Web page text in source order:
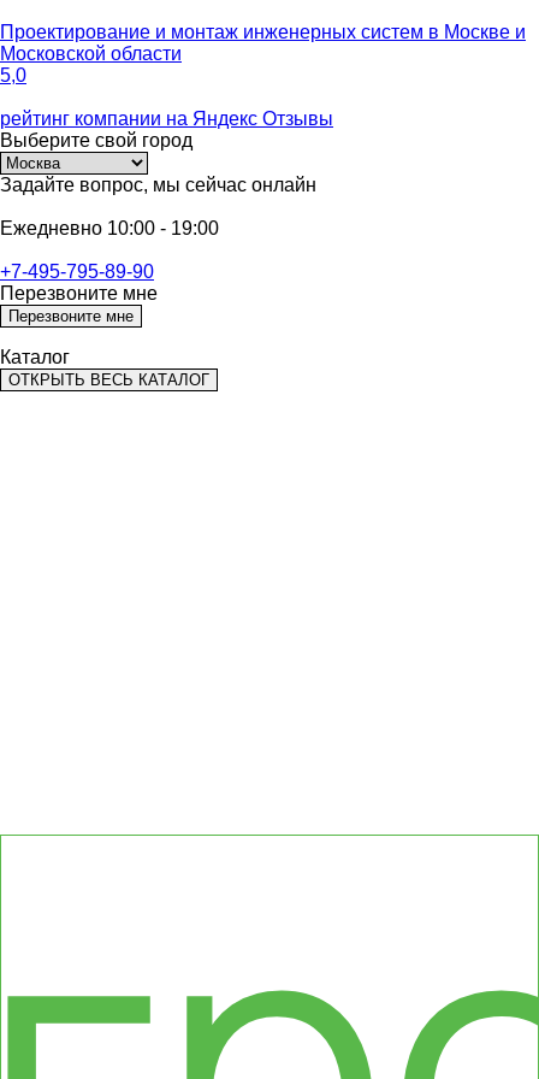
Проектирование и монтаж инженерных систем в Москве и
Московской области
5,0
рейтинг компании на Яндекс Отзывы
Выберите свой город
Задайте вопрос, мы сейчас онлайн
Ежедневно 10:00 - 19:00
+7-495-795-89-90
Перезвоните мне
Перезвоните мне
Каталог
ОТКРЫТЬ ВЕСЬ КАТАЛОГ